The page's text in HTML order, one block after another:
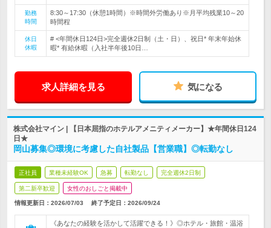
勤務
時間
8:30～17:30（休憩1時間）※時間外労働あり※月平均残業10～20
時間程
休日
休暇
# <年間休日124日>完全週休2日制（土・日）、祝日* 年末年始休
暇* 有給休暇（入社半年後10日…
求人詳細を見る 気になる
株式会社マイン | 【日本屈指のホテルアメニティメーカー】★年間休日124
日★
岡山募集◎環境に考慮した自社製品【営業職】◎転勤なし
正社員 業種未経験OK 急募 転勤なし 完全週休2日制
第二新卒歓迎 女性のおしごと掲載中
情報更新日：2026/07/03 終了予定日： 2026/09/24
《あなたの経験を活かして活躍できる！》◎ホテル・旅館・温浴